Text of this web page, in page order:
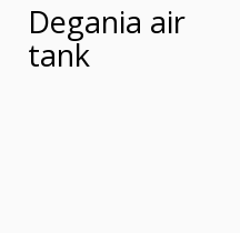
Degania air
tank